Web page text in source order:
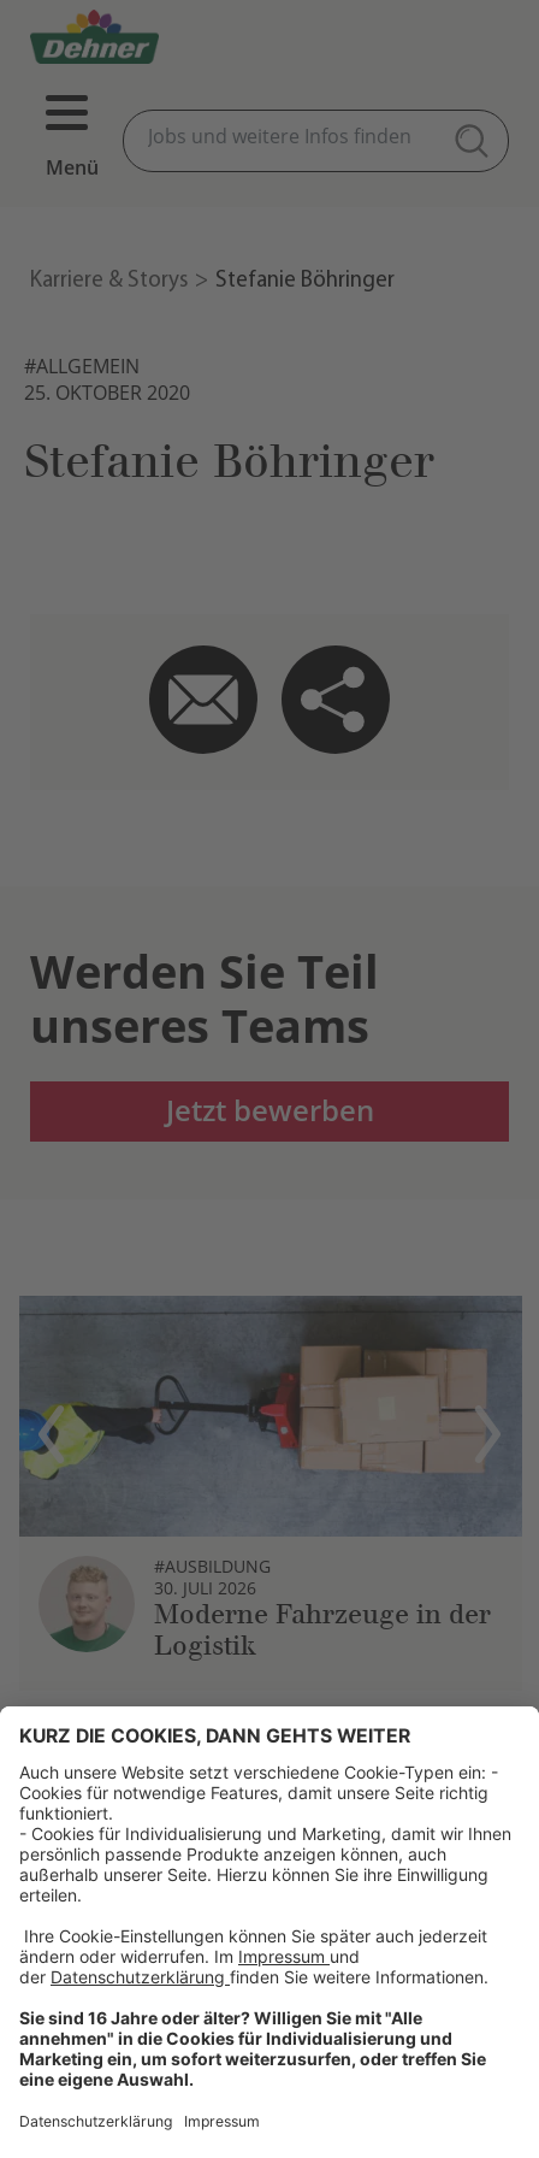
Menü
Karriere & Storys Stefanie Böhringer
#ALLGEMEIN
25. OKTOBER 2020
Stefanie Böhringer
Werden Sie Teil
unseres Teams
Jetzt bewerben
Previous
#AUSBILDUNG
30. JULI 2026
Moderne Fahrzeuge in der
Logistik
Next
Über uns
Dehner Unternehmen
Jobs bei Dehner